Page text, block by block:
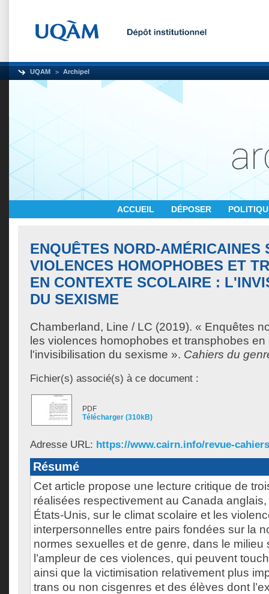
UQAM Archipel
ACCUEIL DÉPOSER
ENQUÊTES NORD-AMÉRICAINES
VIOLENCES HOMOPHOBES ET
EN CONTEXTE SCOLAIRE :
DU SEXISME
Chamberland, Line / LC (2019). « Enquêtes
les violences homophobes et transphobes
l'invisibilisation du sexisme ». Cahiers du
Fichier(s) associé(s) à ce document :
PDF
Télécharger (310kB)
Adresse URL: https://www.cairn.info/revue-
Résumé
Cet article propose une lecture critique de
réalisées respectivement au Canada
États-Unis, sur le climat scolaire et les
interpersonnelles entre pairs fondées sur la
normes sexuelles et de genre, dans le milieu
l’ampleur de ces violences, qui peuvent
ainsi que la victimisation relativement plus
trans ou non cisgenres et des élèves dont